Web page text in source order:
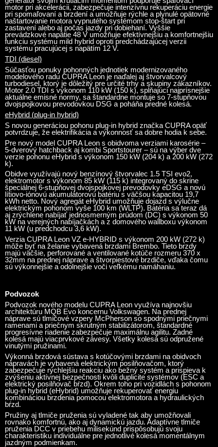
motor pri akcelerácii, zabezpečuje intenzívnu rekuperáciu energie
pri spomaľovaní a brzdení a umožňuje rýchle a plynulé opätovné
naštartovanie motora vypnutého systémom stop-štart pri
zastavení alebo aj počas jazdy pri dobiehaní. Vyššie
prevádzkové napätie 48 V umožňuje efektívnejšiu a komfortnejšiu
funkciu systému mild hybrid oproti predchádzajúcej verzii
systému pracujúcej s napätím 12 V.
TDI (diesel)
Súčasťou ponuky pohonných jednotiek modernizovaného
modelového radu CUPRA Leon je naďalej aj štvorvalcový
turbodiesel, ktorý je dôležitý pre určité trhy a skupiny zákazníkov.
Motor 2.0 TDI s výkonom 110 kW (150 k), spĺňajúci najprísnejšie
aktuálne emisné normy, sa štandardne montuje so 7-stupňovou
dvojspojkovou prevodovkou DSG a poháňa predné kolesá.
eHybrid (plug-in hybrid)
S novou generáciou pohonu plug-in hybrid značka CUPRA opäť
potvrdzuje, že elektrifikácia a výkonnosť sa dobre hodia k sebe.
Pre nový model CUPRA Leon s obidvoma verziami karosérie –
5-dverový hatchback aj kombi Sportstourer – sú na výber dve
verzie pohonu eHybrid s výkonom 150 kW (204 k) a 200 kW (272
k).
Obidve využívajú nový benzínový štvorvalec 1.5 TSI evo2,
elektromotor s výkonom 85 kW (115 k) integrovaný do skrine
špeciálnej 6-stupňovej dvojspojkovej prevodovky eDSG a novú
lítiovo-iónovú akumulátorovú batériu s väčšou kapacitou 19,7
kWh netto. Nový agregát eHybrid umožňuje dojazd s výlučne
elektrickým pohonom vyše 100 km (WLTP). Batéria sa teraz dá
aj zrýchlene nabíjať jednosmerným prúdom (DC) s výkonom 50
kW na verejných nabíjačkách a z domového wallboxu výkonom
11 kW (u predchodcu 3,6 kW).
Verzia CUPRA Leon VZ e-HYBRID s výkonom 200 kW (272 k)
môže byť na želanie vybavená brzdami Brembo. Tieto brzdy
majú väčšie, perforované a ventilované kotúče rozmeru 370 x
32mm na prednej náprave a štvorpiestové brzdiče, vďaka čomu
sú výkonnejšie a odolnejšie voči veľkému namáhaniu.
Podvozok
Podvozok nového modelu CUPRA Leon využíva najnovšiu
architektúru MQB Evo koncernu Volkswagen. Na prednej
náprave sú tlmičové vzpery McPherson so spodnými priečnymi
ramenami a priečnym skrutným stabilizátorom, štandardné
progresívne riadenie zabezpečuje maximálnu agilitu. Zadné
kolesá majú viacprvkové závesy. Všetky kolesá sú odpružené
vinutými pružinami.
Výkonná brzdová sústava s kotúčovými brzdami na obidvoch
nápravách je vybavená elektrickým posilňovačom, ktorý
zabezpečuje rýchlejšiu reakciu ako bežný systém a prispieva k
zvýšeniu aktívnej bezpečnosti kvôli duplicite systémov (ESC a
elektrický posilňovač bŕzd). Okrem toho pri vozidlách s pohonom
plug-in hybrid (eHybrid) umožňuje rekuperovať energiu
kombináciou brzdenia pomocou elektromotora a hydraulických
bŕzd.
Pružiny aj tlmiče pruženia sú vyladené tak aby umožňovali
rovnako komfortnú, ako aj dynamickú jazdu. Adaptívne tlmiče
pruženia DCC v priebehu milisekúnd prispôsobujú svoju
charakteristiku individuálne pre jednotlivé kolesá momentálnym
jazdným podmienkam.